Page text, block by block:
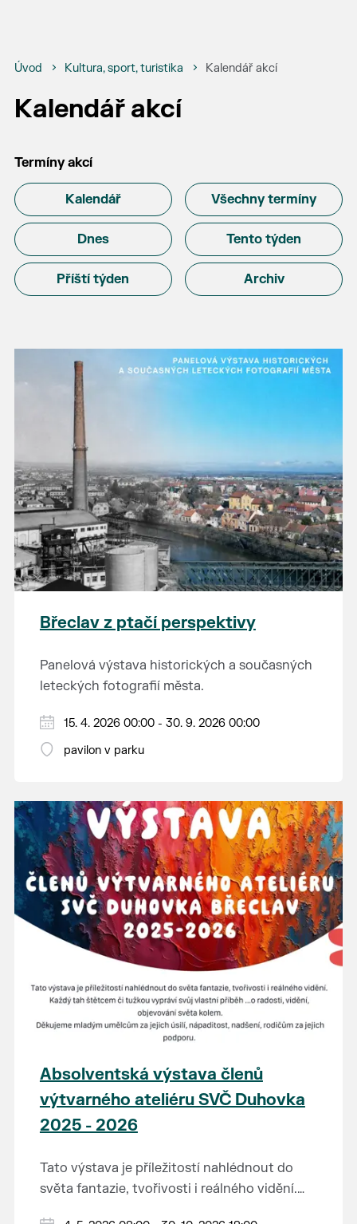
Úvod Kultura, sport, turistika Kalendář akcí
Kalendář akcí
Termíny akcí
Kalendář Všechny termíny
Dnes Tento týden
Příští týden Archiv
Břeclav z ptačí perspektivy
Panelová výstava historických a současných
leteckých fotografií města.
15. 4. 2026 00:00 - 30. 9. 2026 00:00
pavilon v parku
Absolventská výstava členů
výtvarného ateliéru SVČ Duhovka
2025 - 2026
Tato výstava je příležitostí nahlédnout do
světa fantazie, tvořivosti i reálného vidění.